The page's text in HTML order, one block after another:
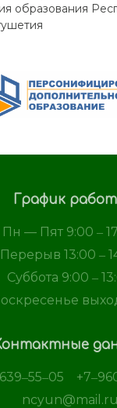
образования
График
Пн — Пят 9:00 ‒
Перерыв 13:00 ‒
Суббота 9:00 ‒
ncyun@mail.ru